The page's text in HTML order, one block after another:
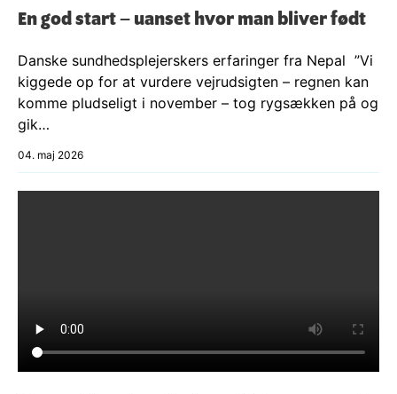
En god start – uanset hvor man bliver født
Danske sundhedsplejerskers erfaringer fra Nepal ”Vi
kiggede op for at vurdere vejrudsigten – regnen kan
komme pludseligt i november – tog rygsækken på og
gik…
04. maj 2026